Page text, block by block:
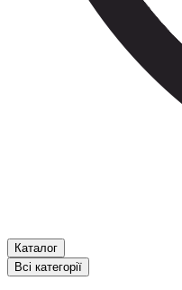
Каталог
Всі категорії